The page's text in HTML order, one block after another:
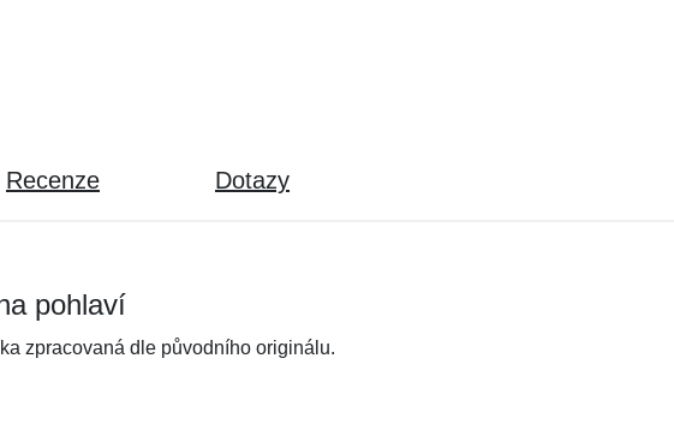
Recenze Dotazy
pohlaví
zpracovaná dle původního originálu.